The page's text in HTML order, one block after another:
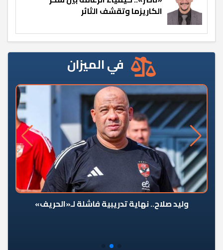
الكاريزما وتقشف الثائر
في الميزان
وليد صلاح.. نهاية تدريبية فاشلة لـ«الحريف»